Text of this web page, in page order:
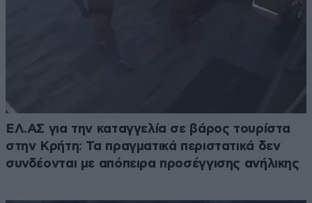
ΕΛ.ΑΣ για την καταγγελία σε βάρος τουρίστα
στην Κρήτη: Τα πραγματικά περιστατικά δεν
συνδέονται με απόπειρα προσέγγισης ανήλικης